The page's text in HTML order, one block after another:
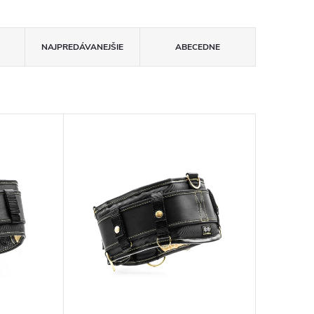
NAJPREDÁVANEJŠIE ABECEDNE